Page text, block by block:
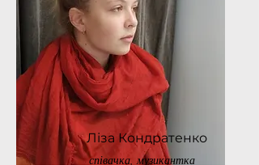
Ліза Кондратенко
співачка, музикантка